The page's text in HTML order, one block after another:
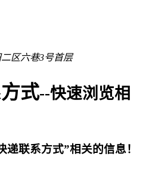
区六巷3号首层
式--快速浏览相
递联系方式”相关的信息！